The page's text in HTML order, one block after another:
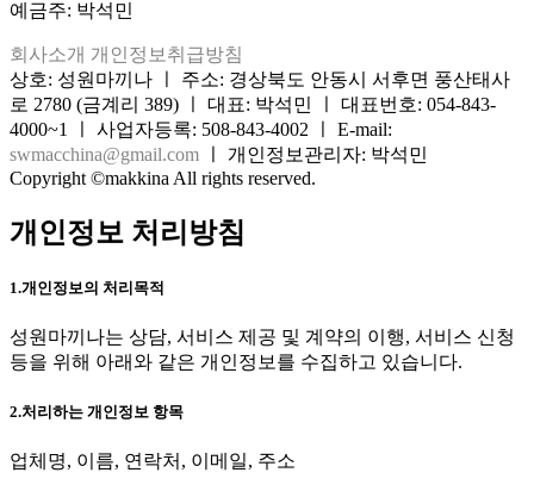
예금주: 박석민
회사소개 개인정보취급방침
상호: 성원마끼나 ㅣ 주소: 경상북도 안동시 서후면 풍산태사
로 2780 (금계리 389) ㅣ 대표: 박석민 ㅣ 대표번호: 054-843-
4000~1 ㅣ 사업자등록: 508-843-4002 ㅣ E-mail:
swmacchina@gmail.com ㅣ 개인정보관리자: 박석민
Copyright ©makkina All rights reserved.
개인정보 처리방침
1.개인정보의 처리목적
성원마끼나는 상담, 서비스 제공 및 계약의 이행, 서비스 신청
등을 위해 아래와 같은 개인정보를 수집하고 있습니다.
2.처리하는 개인정보 항목
업체명, 이름, 연락처, 이메일, 주소